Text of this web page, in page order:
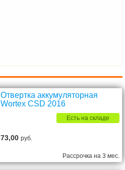
Отвертка аккумуляторная
Wortex CSD 2016
Есть на складе
73,00руб.
Рассрочка на 3 мес.